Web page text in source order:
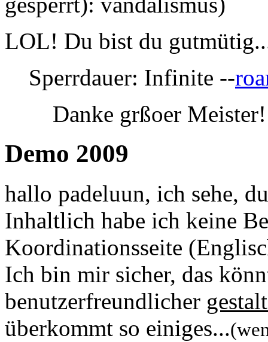
LOL! Du bist du
Sperrdauer: Infinite --
Danke grßoer Meister!
Demo 2009
hallo padeluun, ich sehe,
Inhaltlich habe ich keine
Koordinationsseite
Ich bin mir sicher, das
benutzerfreundlicher
überkommt so einiges...